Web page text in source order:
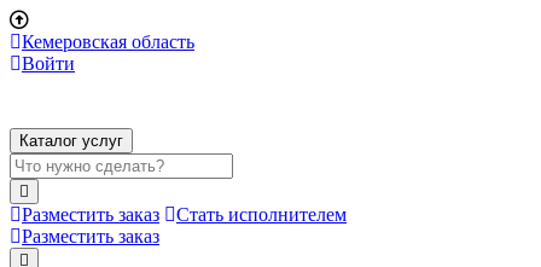
Кемеровская область
Войти
Каталог услуг
Разместить заказ
Стать исполнителем
Разместить заказ